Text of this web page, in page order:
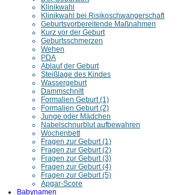
Klinikwahl
Klinikwahl bei Risikoschwangerschaft
Geburtsvorbereitende Maßnahmen
Kurz vor der Geburt
Geburtsschmerzen
Wehen
PDA
Ablauf der Geburt
Steißlage des Kindes
Wassergeburt
Dammschnitt
Formalien Geburt (1)
Formalien Geburt (2)
Junge oder Mädchen
Nabelschnurblut aufbewahren
Wochenbett
Fragen zur Geburt (1)
Fragen zur Geburt (2)
Fragen zur Geburt (3)
Fragen zur Geburt (4)
Fragen zur Geburt (5)
Apgar-Score
Babynamen